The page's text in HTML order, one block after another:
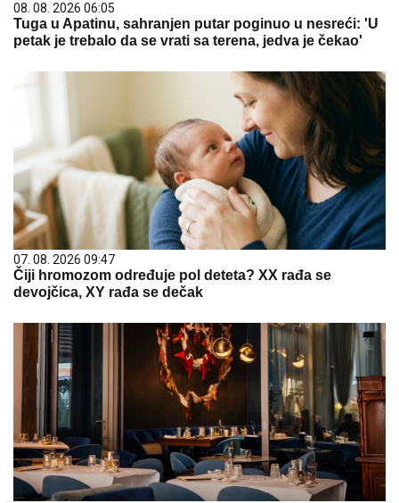
08. 08. 2026 06:05
Tuga u Apatinu, sahranjen putar poginuo u nesreći: 'U
petak je trebalo da se vrati sa terena, jedva je čekao'
07. 08. 2026 09:47
Čiji hromozom određuje pol deteta? XX rađa se
devojčica, XY rađa se dečak